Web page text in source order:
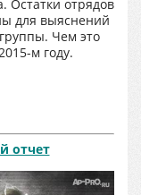
Остатки отрядов
для выяснений
Чем это
м году.
отчет